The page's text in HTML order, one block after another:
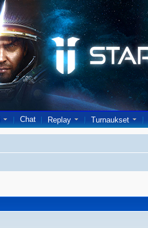
Chat Replay Turnaukset